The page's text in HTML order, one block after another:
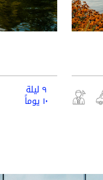
٩ ليلة
١٠ يوماً